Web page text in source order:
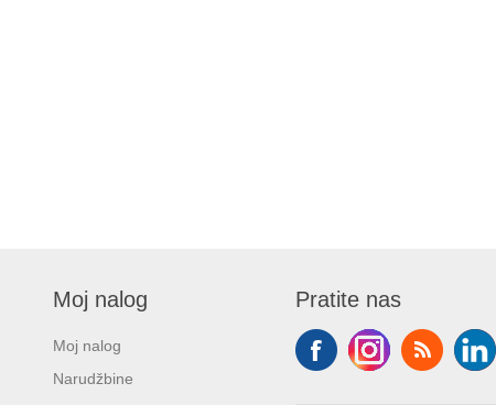
Moj nalog
Moj nalog
Narudžbine
Pratite nas